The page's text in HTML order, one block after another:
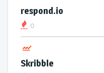
respond.io
0
Skribble